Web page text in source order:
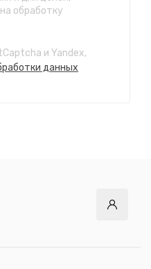
2.
обработку
и Yandex,
данных